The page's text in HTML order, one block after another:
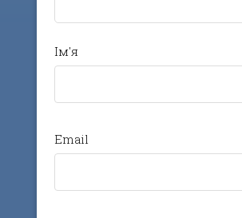
Ім'я
Email